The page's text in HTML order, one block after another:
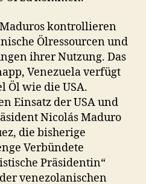
kontrollieren
Ölressourcen und
ihrer Nutzung. Das
Venezuela verfügt
Öl wie die USA.
Einsatz der USA und
Nicolás Maduro
die bisherige
Verbündete
Präsidentin“
venezolanischen